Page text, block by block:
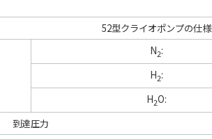
52型クライオポンプの仕様
N2:
H2:
H2O:
到達圧力